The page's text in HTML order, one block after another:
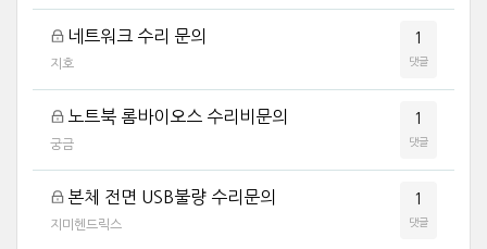
네트워크 수리 문의
지호
1
댓글
노트북 롬바이오스 수리비문의
궁금
1
댓글
본체 전면 USB불량 수리문의
지미헨드릭스
1
댓글